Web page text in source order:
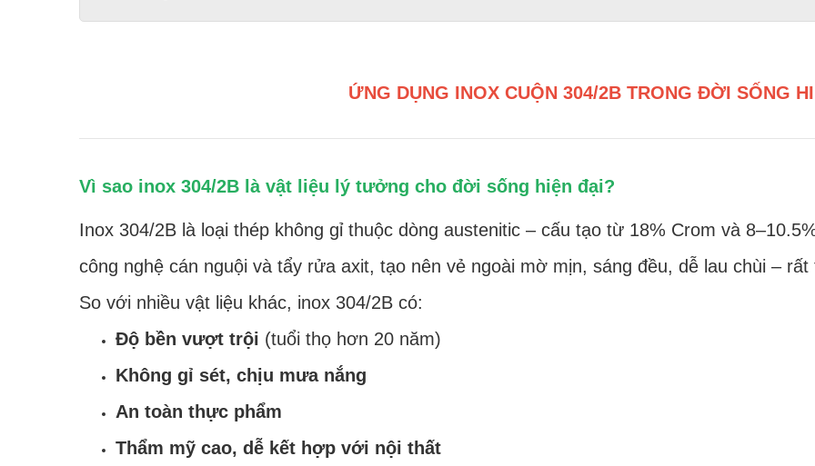
ỨNG DỤNG INOX CUỘN 304/2B TRONG ĐỜI SỐNG
Vì sao inox 304/2B là vật liệu lý tưởng cho đời sống hiện đại?
Inox 304/2B là loại thép không gỉ thuộc dòng austenitic – cấu tạo từ 18% Crom và
công nghệ cán nguội và tẩy rửa axit, tạo nên vẻ ngoài mờ mịn, sáng đều, dễ lau chùi –
So với nhiều vật liệu khác, inox 304/2B có:
Độ bền vượt trội (tuổi thọ hơn 20 năm)
Không gỉ sét, chịu mưa nắng
An toàn thực phẩm
Thẩm mỹ cao, dễ kết hợp với nội thất